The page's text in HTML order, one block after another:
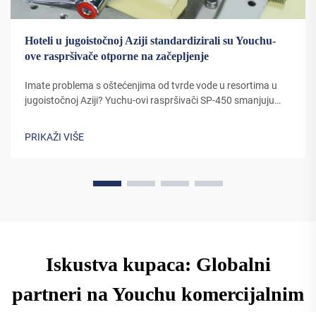
Hoteli u jugoistočnoj Aziji standardizirali su Youchu-
ove raspršivače otporne na začepljenje
Imate problema s oštećenjima od tvrde vode u resortima u
jugoistočnoj Aziji? Yuchu-ovi raspršivači SP-450 smanjuju
izdržljivosti od nerđajućeg čelika. Pogledajte kako 38 hotela
PRIKAŽI VIŠE
Iskustva kupaca: Globalni
partneri na Youchu komercijalnim